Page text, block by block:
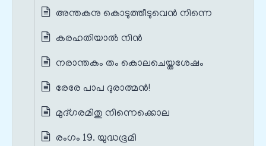
അന്തകനു കൊടുത്തീടുവെൻ നിന്നെ
കരഹതിയാൽ നിൻ
നരാന്തകം തം കൊലചെയ്തശേഷം
രേരേ പാപ ദുരാത്മൻ!
മുദ്ഗരമിതു നിന്നെക്കൊല
രംഗം 19. യുദ്ധഭൂമി